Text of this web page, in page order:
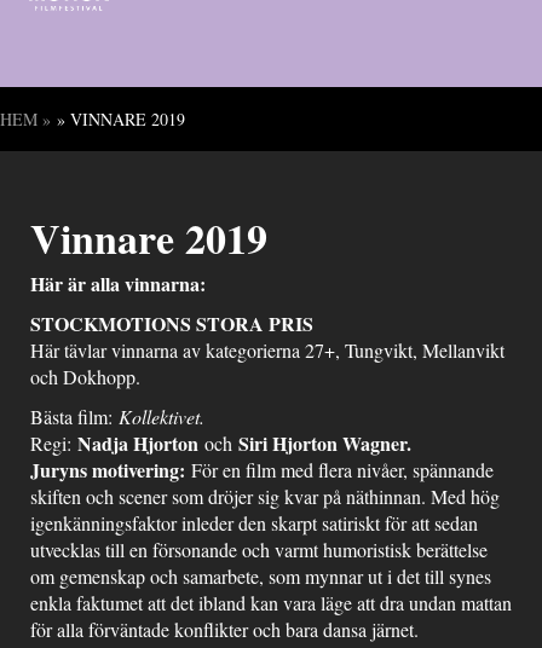
Du är här
HEM » » VINNARE 2019
Vinnare 2019
Här är alla vinnarna:
STOCKMOTIONS STORA PRIS
Här tävlar vinnarna av kategorierna 27+, Tungvikt, Mellanvikt
och Dokhopp.
Bästa film: Kollektivet.
Regi: Nadja Hjorton och Siri Hjorton Wagner.
Juryns motivering: För en film med flera nivåer, spännande
skiften och scener som dröjer sig kvar på näthinnan. Med hög
igenkänningsfaktor inleder den skarpt satiriskt för att sedan
utvecklas till en försonande och varmt humoristisk berättelse
om gemenskap och samarbete, som mynnar ut i det till synes
enkla faktumet att det ibland kan vara läge att dra undan mattan
för alla förväntade konflikter och bara dansa järnet.